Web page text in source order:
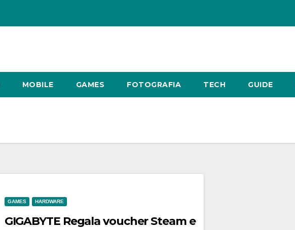
MOBILE GAMES FOTOGRAFIA TECH GUIDE
GAMES HARDWARE
GIGABYTE Regala voucher Steam e